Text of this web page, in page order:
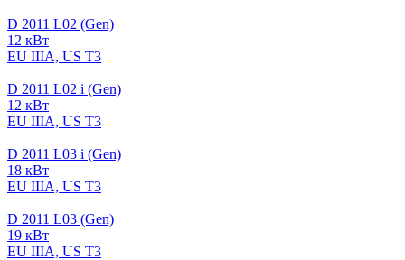
D 2011 L02 (Gen)
12 кВт
EU IIIA, US T3
D 2011 L02 i (Gen)
12 кВт
EU IIIA, US T3
D 2011 L03 i (Gen)
18 кВт
EU IIIA, US T3
D 2011 L03 (Gen)
19 кВт
EU IIIA, US T3